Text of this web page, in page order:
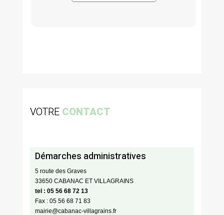
VOTRE CONTACT
Démarches administratives
5 route des Graves
33650 CABANAC ET VILLAGRAINS
tel : 05 56 68 72 13
Fax : 05 56 68 71 83
mairie@cabanac-villagrains.fr